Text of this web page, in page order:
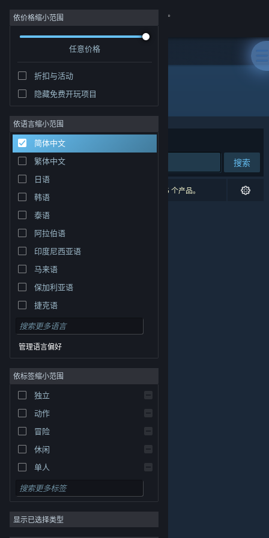
登录
社区
关于
客服
更改语言
获取 Steam 手机应用
查看桌面版网站
© Valve Corporation。保留所有权利。所有商标均为其在
美国及其它国家/地区的各自持有者所有。隐私政策|法
律信息|无障碍|Steam 订户协议
依价格缩小范围
任意价格
折扣与活动
隐藏免费开玩项目
依语言缩小范围
简体中文
繁体中文
日语
韩语
泰语
阿拉伯语
印度尼西亚语
马来语
保加利亚语
捷克语
丹麦语
德语
英语
西班牙语 - 西班牙
西班牙语 - 拉丁美洲
希腊语
管理语言偏好
依标签缩小范围
独立
动作
冒险
休闲
单人
模拟
角色扮演
策略
显示已选择类型
开发者: FivexGames
排序依据 相关性
搜索
0 个匹配的搜索结果。 根据您的偏好，已排除了 5 个产品。